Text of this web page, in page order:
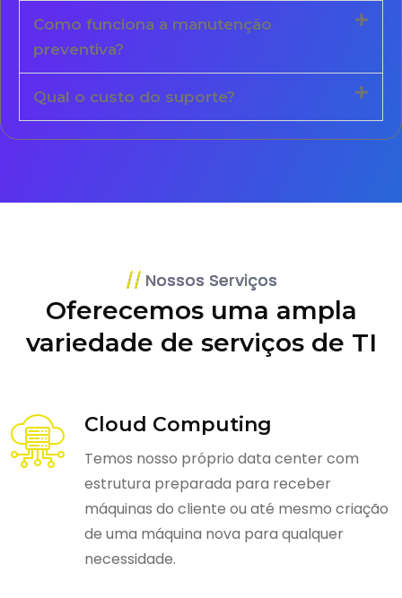
Como funciona a manutenção
preventiva?
Qual o custo do suporte?
Nossos Serviços
Oferecemos uma ampla
variedade de serviços de TI
Cloud Computing
Temos nosso próprio data center com
estrutura preparada para receber
máquinas do cliente ou até mesmo criação
de uma máquina nova para qualquer
necessidade.